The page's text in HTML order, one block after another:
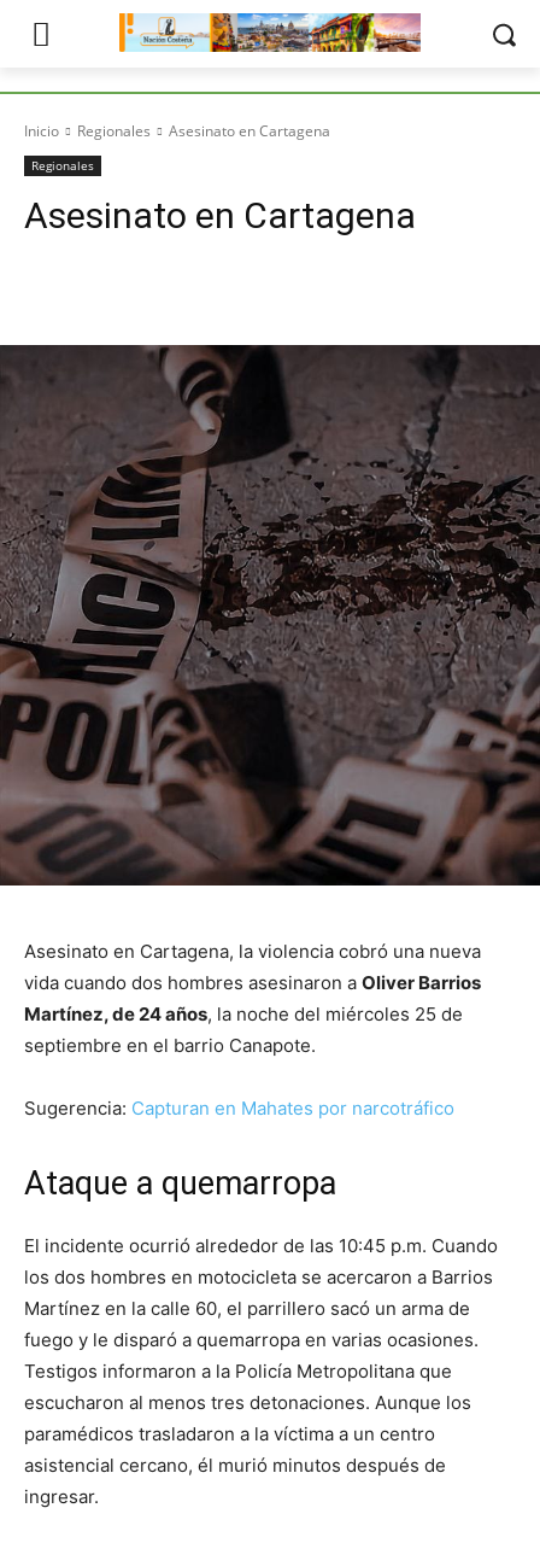
Inicio Regionales Asesinato en Cartagena
Regionales
Asesinato en Cartagena
Asesinato en Cartagena, la violencia cobró una nueva
vida cuando dos hombres asesinaron a Oliver Barrios
Martínez, de 24 años, la noche del miércoles 25 de
septiembre en el barrio Canapote.
Sugerencia: Capturan en Mahates por narcotráfico
Ataque a quemarropa
El incidente ocurrió alrededor de las 10:45 p.m. Cuando
los dos hombres en motocicleta se acercaron a Barrios
Martínez en la calle 60, el parrillero sacó un arma de
fuego y le disparó a quemarropa en varias ocasiones.
Testigos informaron a la Policía Metropolitana que
escucharon al menos tres detonaciones. Aunque los
paramédicos trasladaron a la víctima a un centro
asistencial cercano, él murió minutos después de
ingresar.